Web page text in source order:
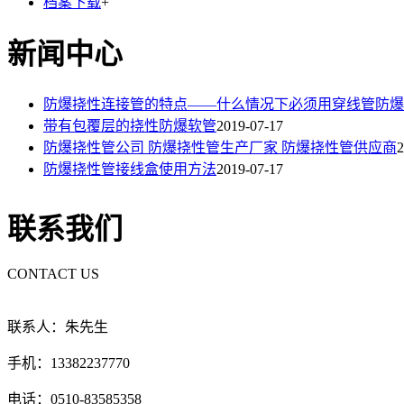
新闻中心
防爆挠性连接管的特点——什么情况下必须用穿线管防
带有包覆层的挠性防爆软管2019-07-17
防爆挠性管公司 防爆挠性管生产厂家 防爆挠性管供应商
防爆挠性管接线盒使用方法2019-07-17
联系我们
CONTACT US
联系人：朱先生
手机：13382237770
电话：0510-83585358